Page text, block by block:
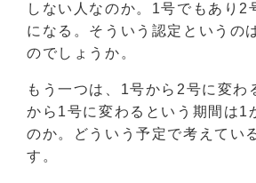
しない人なのか。1号でもあり2
になる。そういう認定というの
のでしょうか。
もう一つは、1号から2号に変わ
から1号に変わるという期間は1
のか。どういう予定で考えてい
す。